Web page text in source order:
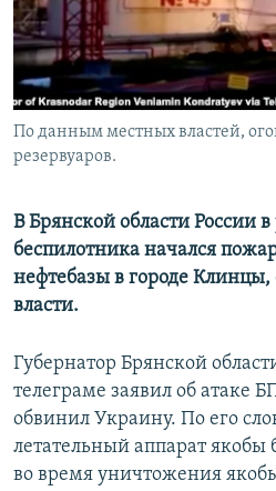
ПОБЕДИТЕЛЕЙ НЕ СУДЯТ?
КРЫМ.НЕПОКОРЕННЫЙ
ELIFBE
УКРАИНСКАЯ ПРОБЛЕМА КРЫМА
ПРИСОЕДИНЯЙТЕСЬ!
Все сайты RFE/RL
По данным местных властей,
резервуаров.
В Брянской области России в
беспилотника начался
нефтебазы в городе
власти.
Губернатор Брянской
телеграме заявил об атаке
обвинил Украину. По его
летательный аппарат
во время уничтожения